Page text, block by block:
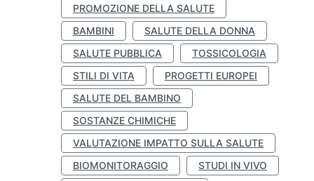
PROMOZIONE DELLA SALUTE
BAMBINI
SALUTE DELLA DONNA
SALUTE PUBBLICA
TOSSICOLOGIA
STILI DI VITA
PROGETTI EUROPEI
SALUTE DEL BAMBINO
SOSTANZE CHIMICHE
VALUTAZIONE IMPATTO SULLA SALUTE
BIOMONITORAGGIO
STUDI IN VIVO